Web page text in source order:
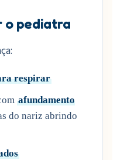
o pediatra
respirar
afundamento
do nariz abrindo